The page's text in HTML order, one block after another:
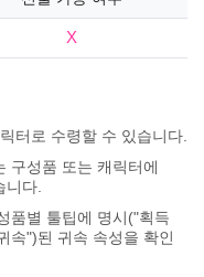
X
터로 수령할 수 있습니다.
구성품 또는 캐릭터에
다.
품별 툴팁에 명시("획득
속")된 귀속 속성을 확인